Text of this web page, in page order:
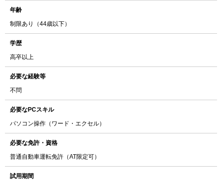
年齢
制限あり（44歳以下）
学歴
高卒以上
必要な経験等
不問
必要なPCスキル
パソコン操作（ワード・エクセル）
必要な免許・資格
普通自動車運転免許（AT限定可）
試用期間